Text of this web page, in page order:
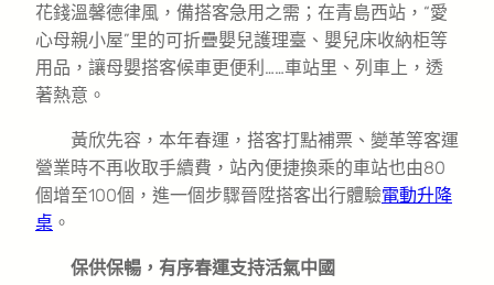
花錢溫馨德律風，備搭客急用之需；在青島西站，“愛
心母親小屋”里的可折疊嬰兒護理臺、嬰兒床收納柜等
用品，讓母嬰搭客候車更便利……車站里、列車上，透
著熱意。
黃欣先容，本年春運，搭客打點補票、變革等客運
營業時不再收取手續費，站內便捷換乘的車站也由80
個增至100個，進一個步驟晉陞搭客出行體驗電動升降
桌 。
保供保暢，有序春運支持活氣中國